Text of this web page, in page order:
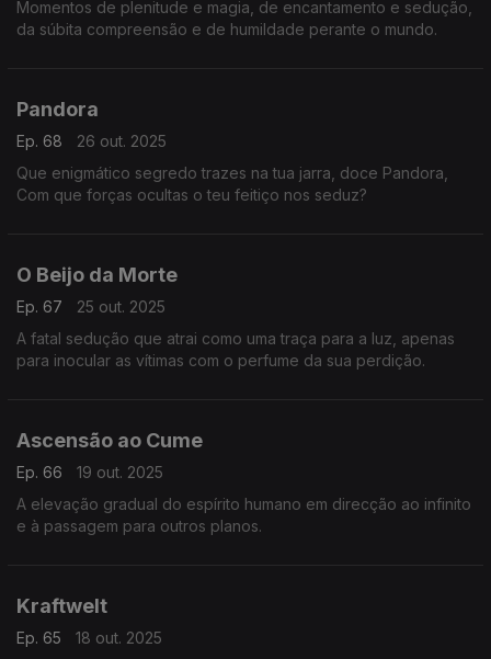
Momentos de plenitude e magia, de encantamento e sedução,
da súbita compreensão e de humildade perante o mundo.
Pandora
Ep. 68
26 out. 2025
Que enigmático segredo trazes na tua jarra, doce Pandora,
Com que forças ocultas o teu feitiço nos seduz?
O Beijo da Morte
Ep. 67
25 out. 2025
A fatal sedução que atrai como uma traça para a luz, apenas
para inocular as vítimas com o perfume da sua perdição.
Ascensão ao Cume
Ep. 66
19 out. 2025
A elevação gradual do espírito humano em direcção ao infinito
e à passagem para outros planos.
Kraftwelt
Ep. 65
18 out. 2025